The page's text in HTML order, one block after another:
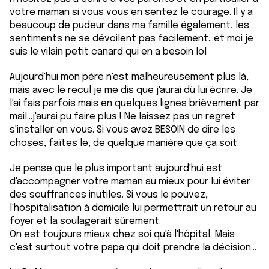
services.
votre maman si vous vous en sentez le courage. Il y a
beaucoup de pudeur dans ma famille également, les
sentiments ne se dévoilent pas facilement...et moi je
suis le vilain petit canard qui en a besoin lol
Aujourd'hui mon père n'est malheureusement plus là,
mais avec le recul je me dis que j'aurai dû lui écrire. Je
l'ai fais parfois mais en quelques lignes brièvement par
mail...j'aurai pu faire plus ! Ne laissez pas un regret
s'installer en vous. Si vous avez BESOIN de dire les
choses, faîtes le, de quelque manière que ça soit.
Je pense que le plus important aujourd'hui est
d'accompagner votre maman au mieux pour lui éviter
des souffrances inutiles. Si vous le pouvez,
l'hospitalisation à domicile lui permettrait un retour au
foyer et la soulagerait sûrement.
On est toujours mieux chez soi qu'à l'hôpital. Mais
c'est surtout votre papa qui doit prendre la décision...